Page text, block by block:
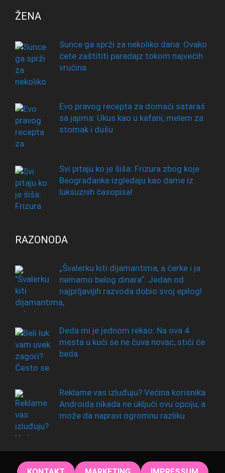
ŽENA
Sunce ga sprži za nekoliko dana: Ovako
ćete zaštititi paradajz tokom najvećih
vrućina
Evo pravog recepta za domaći sataraš
sa jajima: Ukus kao u kafani, melem za
stomak i dušu
Svi pitaju ko je šiša: Frizura zbog koje
Beograđanke izgledaju kao dame iz
luksuznih časopisa!
RAZONODA
„Švalerku kiti dijamantima, a ćerke i ja
nemamo belog dinara“: Jedan od
najprljavijih razvoda dobio svoj epilog!
Deda mi je jednom rekao: Na ova 4
mesta u kući se ne čuva novac, stići će
beda
Reklame vas izluđuju? Većina korisnika
Androida nikada ne uključi ovu opciju, a
može da napravi ogromnu razliku